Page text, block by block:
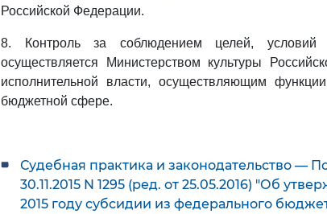
Российской Федерации.
8. Контроль за соблюдением целей, условий
осуществляется Министерством культуры
исполнительной власти, осуществляющим
бюджетной сфере.
Судебная практика и законодательство —
30.11.2015 N 1295 (ред. от 25.05.2016) "Об
2015 году субсидии из федерального